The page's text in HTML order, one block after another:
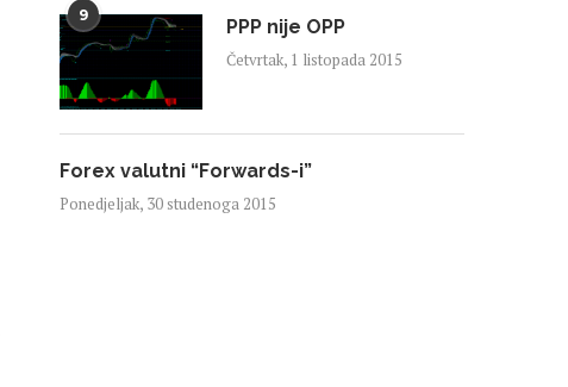
9 PPP nije OPP
Četvrtak, 1 listopada 2015
Forex valutni “Forwards-i”
Ponedjeljak, 30 studenoga 2015